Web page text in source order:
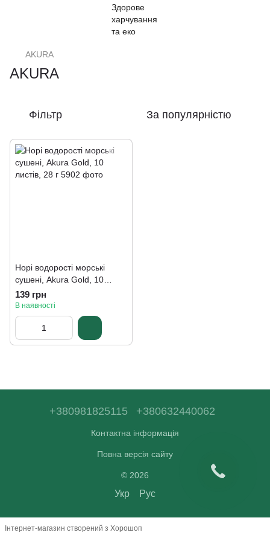
AKURA
AKURA
Фільтр За популярністю
Норі водорості морські
сушені, Akura Gold, 10
листів, 28 г
139 грн
В наявності
+380981825115 +380632440062
Контактна інформація
Повна версія сайту
© 2026
Укр Рус
Інтернет-магазин створений з Хорошоп